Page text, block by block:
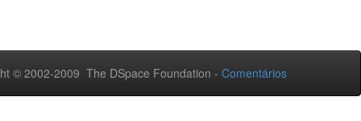
© 2002-2009 The DSpace Foundation - Comentários